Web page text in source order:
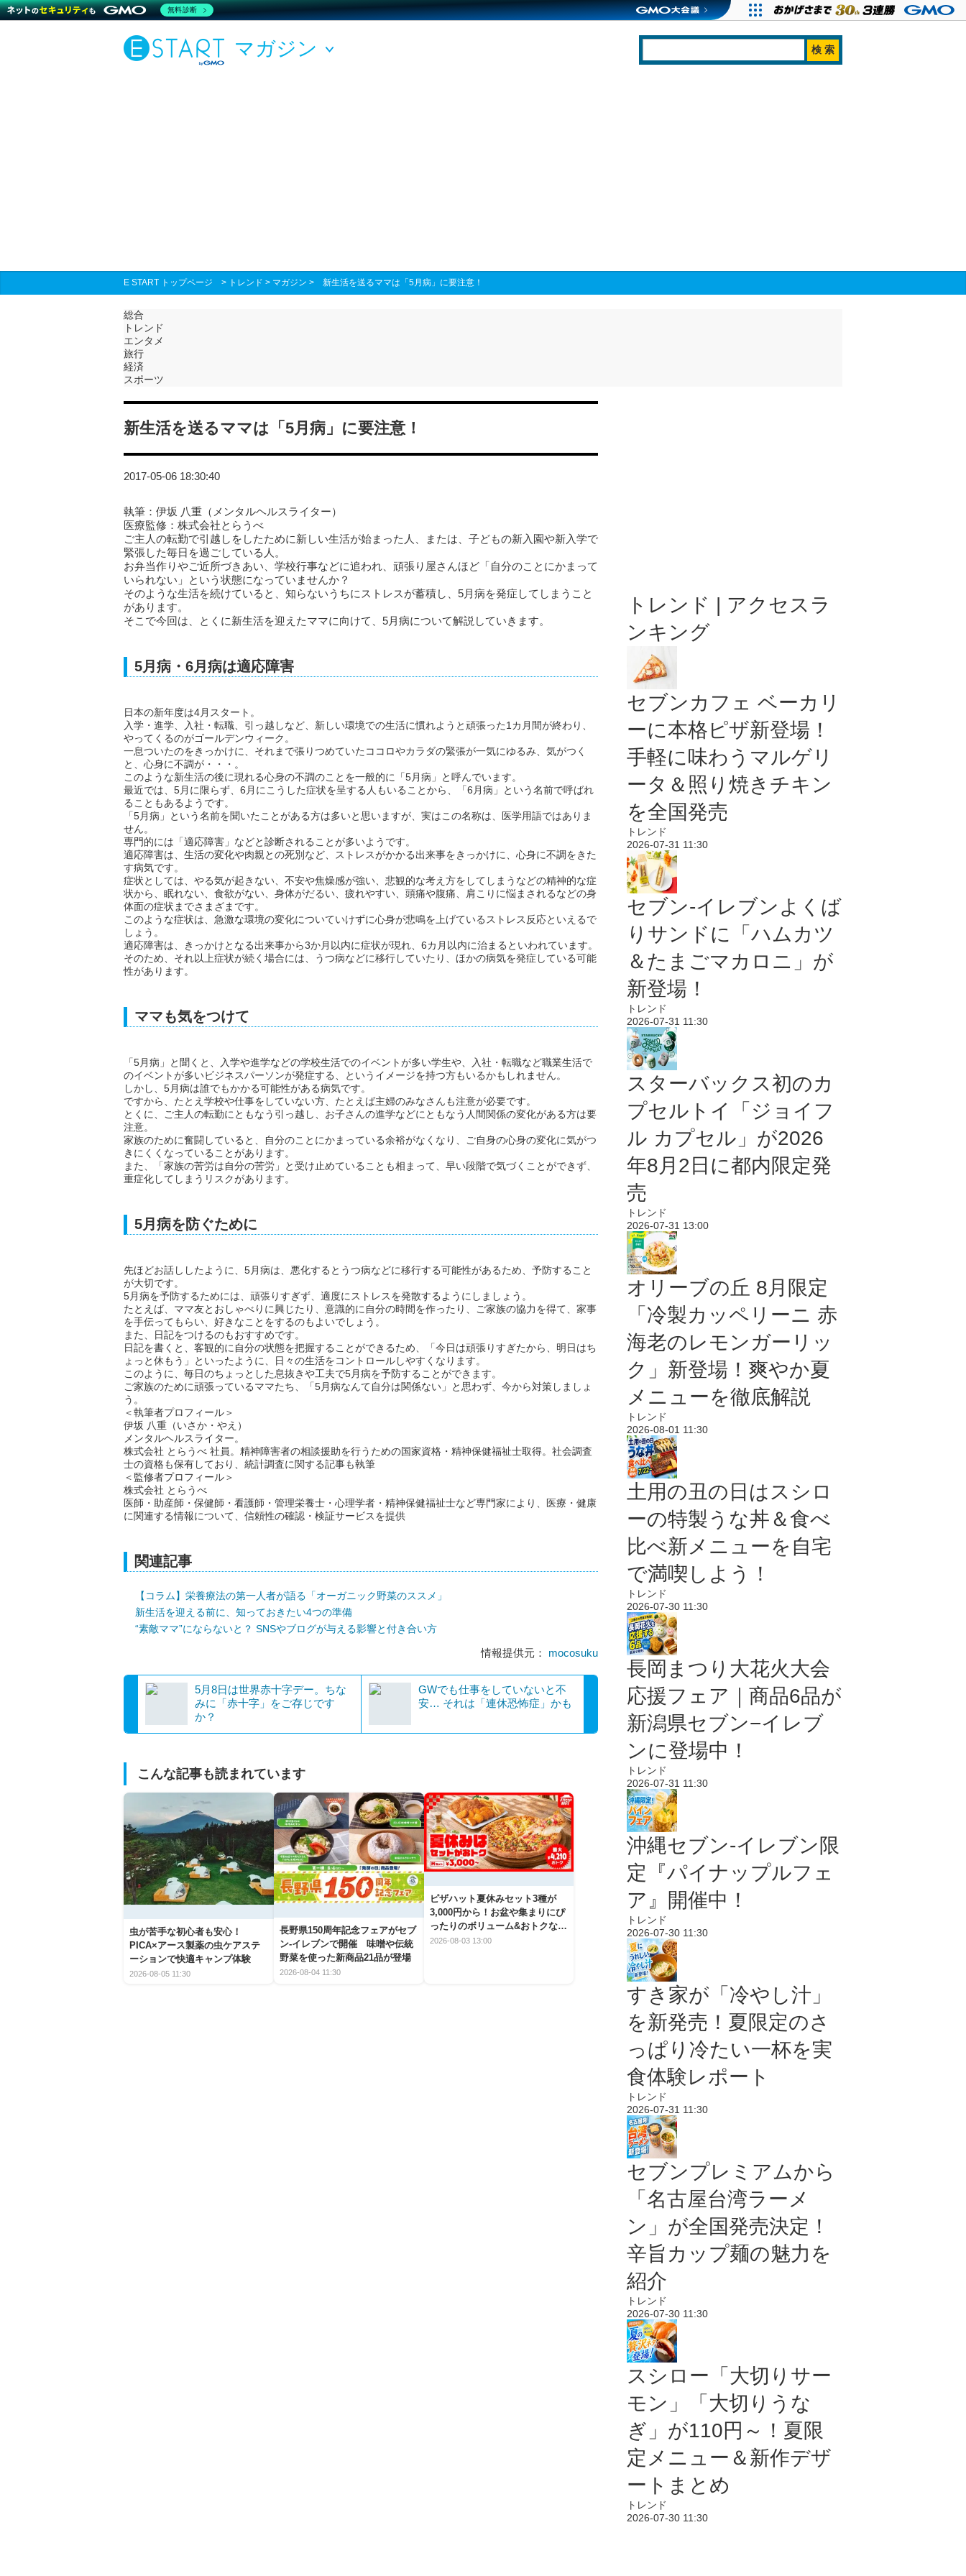
マガジン
E START トップページ > トレンド > マガジン > 新生活を送るママは「5月病」に要注意！
総合
トレンド
エンタメ
旅行
経済
スポーツ
新生活を送るママは「5月病」に要注意！
2017-05-06 18:30:40
執筆：伊坂 八重（メンタルヘルスライター）
医療監修：株式会社とらうべ
ご主人の転勤で引越しをしたために新しい生活が始まった人、または、子どもの新入園や新入学で
緊張した毎日を過ごしている人。
お弁当作りやご近所づきあい、学校行事などに追われ、頑張り屋さんほど「自分のことにかまって
いられない」という状態になっていませんか？
そのような生活を続けていると、知らないうちにストレスが蓄積し、5月病を発症してしまうこと
があります。
そこで今回は、とくに新生活を迎えたママに向けて、5月病について解説していきます。
5月病・6月病は適応障害
日本の新年度は4月スタート。
入学・進学、入社・転職、引っ越しなど、新しい環境での生活に慣れようと頑張った1カ月間が終わり、
やってくるのがゴールデンウィーク。
一息ついたのをきっかけに、それまで張りつめていたココロやカラダの緊張が一気にゆるみ、気がつく
と、心身に不調が・・・。
このような新生活の後に現れる心身の不調のことを一般的に「5月病」と呼んでいます。
最近では、5月に限らず、6月にこうした症状を呈する人もいることから、「6月病」という名前で呼ばれ
ることもあるようです。
「5月病」という名前を聞いたことがある方は多いと思いますが、実はこの名称は、医学用語ではありま
せん。
専門的には「適応障害」などと診断されることが多いようです。
適応障害は、生活の変化や肉親との死別など、ストレスがかかる出来事をきっかけに、心身に不調をきた
す病気です。
症状としては、やる気が起きない、不安や焦燥感が強い、悲観的な考え方をしてしまうなどの精神的な症
状から、眠れない、食欲がない、身体がだるい、疲れやすい、頭痛や腹痛、肩こりに悩まされるなどの身
体面の症状までさまざまです。
このような症状は、急激な環境の変化についていけずに心身が悲鳴を上げているストレス反応といえるで
しょう。
適応障害は、きっかけとなる出来事から3か月以内に症状が現れ、6カ月以内に治まるといわれています。
そのため、それ以上症状が続く場合には、うつ病などに移行していたり、ほかの病気を発症している可能
性があります。
ママも気をつけて
「5月病」と聞くと、入学や進学などの学校生活でのイベントが多い学生や、入社・転職など職業生活で
のイベントが多いビジネスパーソンが発症する、というイメージを持つ方もいるかもしれません。
しかし、5月病は誰でもかかる可能性がある病気です。
ですから、たとえ学校や仕事をしていない方、たとえば主婦のみなさんも注意が必要です。
とくに、ご主人の転勤にともなう引っ越し、お子さんの進学などにともなう人間関係の変化がある方は要
注意。
家族のために奮闘していると、自分のことにかまっている余裕がなくなり、ご自身の心身の変化に気がつ
きにくくなっていることがあります。
また、「家族の苦労は自分の苦労」と受け止めていることも相まって、早い段階で気づくことができず、
重症化してしまうリスクがあります。
5月病を防ぐために
先ほどお話ししたように、5月病は、悪化するとうつ病などに移行する可能性があるため、予防すること
が大切です。
5月病を予防するためには、頑張りすぎず、適度にストレスを発散するようにしましょう。
たとえば、ママ友とおしゃべりに興じたり、意識的に自分の時間を作ったり、ご家族の協力を得て、家事
を手伝ってもらい、好きなことをするのもよいでしょう。
また、日記をつけるのもおすすめです。
日記を書くと、客観的に自分の状態を把握することができるため、「今日は頑張りすぎたから、明日はち
ょっと休もう」といったように、日々の生活をコントロールしやすくなります。
このように、毎日のちょっとした息抜きや工夫で5月病を予防することができます。
ご家族のために頑張っているママたち、「5月病なんて自分は関係ない」と思わず、今から対策しましょ
う。
＜執筆者プロフィール＞
伊坂 八重（いさか・やえ）
メンタルヘルスライター。
株式会社 とらうべ 社員。精神障害者の相談援助を行うための国家資格・精神保健福祉士取得。社会調査
士の資格も保有しており、統計調査に関する記事も執筆
＜監修者プロフィール＞
株式会社 とらうべ
医師・助産師・保健師・看護師・管理栄養士・心理学者・精神保健福祉士など専門家により、医療・健康
に関連する情報について、信頼性の確認・検証サービスを提供
関連記事
【コラム】栄養療法の第一人者が語る「オーガニック野菜のススメ」
新生活を迎える前に、知っておきたい4つの準備
“素敵ママ”にならないと？ SNSやブログが与える影響と付き合い方
情報提供元： mocosuku
5月8日は世界赤十字デー。ちな
みに「赤十字」をご存じです
か？
GWでも仕事をしていないと不
安… それは「連休恐怖症」かも
こんな記事も読まれています
虫が苦手な初心者も安心！
PICA×アース製薬の虫ケアステ
ーションで快適キャンプ体験
2026-08-05 11:30
長野県150周年記念フェアがセブ
ン-イレブンで開催 味噌や伝統
野菜を使った新商品21品が登場
2026-08-04 11:30
ピザハット夏休みセット3種が
3,000円から！お盆や集まりにぴ
ったりのボリューム&おトクな期
間限定メニュー
2026-08-03 13:00
トレンド | アクセスラ
ンキング
セブンカフェ ベーカリ
ーに本格ピザ新登場！
手軽に味わうマルゲリ
ータ＆照り焼きチキン
を全国発売
トレンド
2026-07-31 11:30
セブン‐イレブンよくば
りサンドに「ハムカツ
＆たまごマカロニ」が
新登場！
トレンド
2026-07-31 11:30
スターバックス初のカ
プセルトイ「ジョイフ
ル カプセル」が2026
年8月2日に都内限定発
売
トレンド
2026-07-31 13:00
オリーブの丘 8月限定
「冷製カッペリーニ 赤
海老のレモンガーリッ
ク」新登場！爽やか夏
メニューを徹底解説
トレンド
2026-08-01 11:30
土用の丑の日はスシロ
ーの特製うな丼＆食べ
比べ新メニューを自宅
で満喫しよう！
トレンド
2026-07-30 11:30
長岡まつり大花火大会
応援フェア｜商品6品が
新潟県セブン−イレブ
ンに登場中！
トレンド
2026-07-31 11:30
沖縄セブン‐イレブン限
定『パイナップルフェ
ア』開催中！
トレンド
2026-07-30 11:30
すき家が「冷やし汁」
を新発売！夏限定のさ
っぱり冷たい一杯を実
食体験レポート
トレンド
2026-07-31 11:30
セブンプレミアムから
「名古屋台湾ラーメ
ン」が全国発売決定！
辛旨カップ麺の魅力を
紹介
トレンド
2026-07-30 11:30
スシロー「大切りサー
モン」「大切りうな
ぎ」が110円～！夏限
定メニュー＆新作デザ
ートまとめ
トレンド
2026-07-30 11:30
無料診断